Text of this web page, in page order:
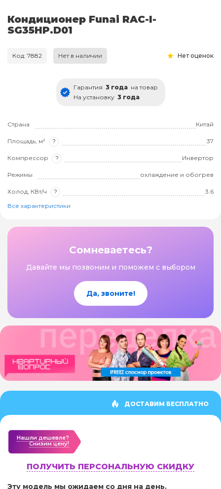
Кондиционер Funai RAC-I-
SG35HP.D01
Код: 7882 Нет в наличии Нет оценок
Гарантия 3 года на товар
На установку 3 года
Страна Китай
Площадь, м² ? 37
Компрессор ? Инвертор
Режимы охлаждение и обогрев
Холод, КВт/ч ?
3.6
Все характеристики
Сомневаетесь?
Давайте мы позвоним и поможем с выбором
Да, звоните!
ДОСТАВИМ БЕСПЛАТНО
Нашли дешевле?
Cнизим цену!
ПОЛУЧИТЬ ПЕРСОНАЛЬНУЮ СКИДКУ
Эту модель мы ожидаем со дня на день.